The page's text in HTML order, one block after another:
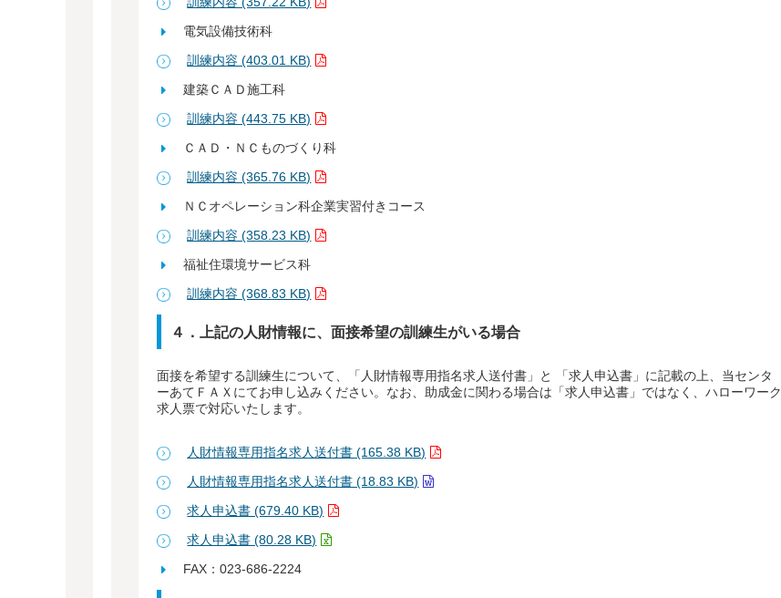
電気設備技術科
訓練内容 (403.01 KB)
建築ＣＡＤ施工科
訓練内容 (443.75 KB)
ＣＡＤ・ＮＣものづくり科
訓練内容 (365.76 KB)
ＮＣオペレーション科企業実習付きコース
訓練内容 (358.23 KB)
福祉住環境サービス科
訓練内容 (368.83 KB)
４．上記の人財情報に、面接希望の訓練生がいる場合
面接を希望する訓練生について、「人財情報専用指名求人送付書」と 「求人申込書」に記載の上、当センタ
ーあてＦＡＸにてお申し込みください。なお、助成金に関わる場合は「求人申込書」ではなく、ハローワーク
求人票で対応いたします。
人財情報専用指名求人送付書 (165.38 KB)
人財情報専用指名求人送付書 (18.83 KB)
求人申込書 (679.40 KB)
求人申込書 (80.28 KB)
FAX：023-686-2224